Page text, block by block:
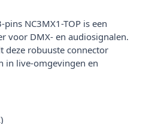
pins NC3MX1-TOP is een
voor DMX- en audiosignalen.
deze robuuste connector
in live-omgevingen en